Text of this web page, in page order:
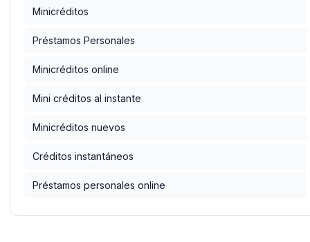
Minicréditos
Préstamos Personales
Minicréditos online
Mini créditos al instante
Minicréditos nuevos
Créditos instantáneos
Préstamos personales online